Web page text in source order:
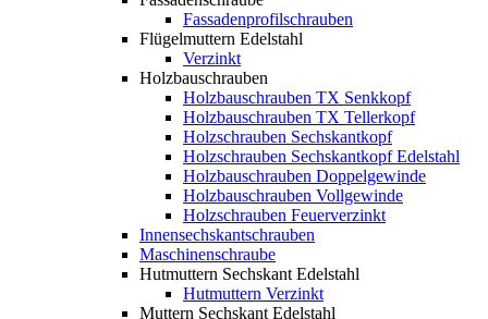
Fassadenprofilschrauben
Flügelmuttern Edelstahl
Verzinkt
Holzbauschrauben
Holzbauschrauben TX Senkkopf
Holzbauschrauben TX Tellerkopf
Holzschrauben Sechskantkopf
Holzschrauben Sechskantkopf Edelstahl
Holzbauschrauben Doppelgewinde
Holzbauschrauben Vollgewinde
Holzschrauben Feuerverzinkt
Innensechskantschrauben
Maschinenschraube
Hutmuttern Sechskant Edelstahl
Hutmuttern Verzinkt
Muttern Sechskant Edelstahl